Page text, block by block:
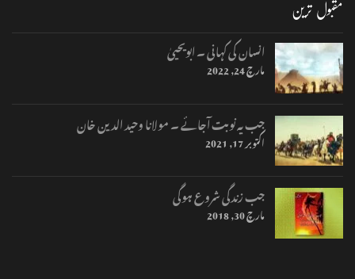
مقبول ترین
انسان کی کہانی ۔ ابویحییٰ
مارچ 24, 2022
جب یہ نوبت آجائے ۔ مولانا وحید الدین خان
اکتوبر 17, 2021
جب زندگی شروع ہوگی
مارچ 30, 2018